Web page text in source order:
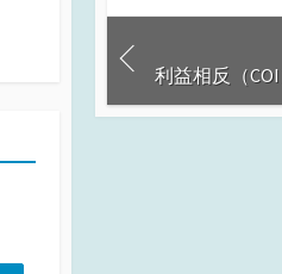
利益相反（